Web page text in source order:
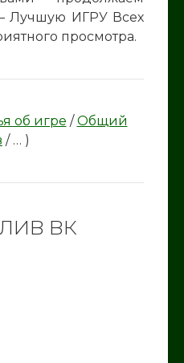
Лучшую ИГРУ Всех
просмотра.
об игре /Общий
/ … )
ВК